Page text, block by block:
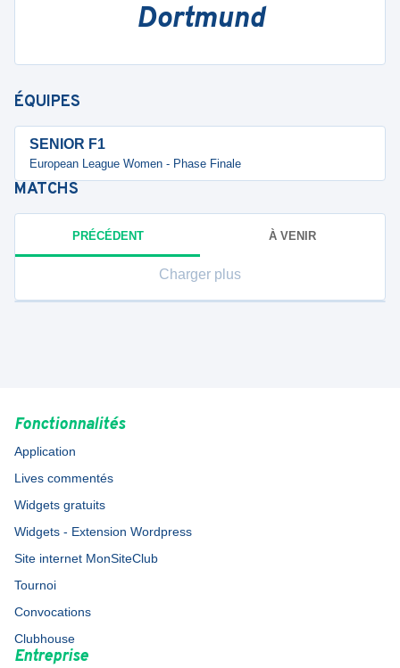
Dortmund
ÉQUIPES
SENIOR F1
European League Women - Phase Finale
MATCHS
PRÉCÉDENT À VENIR
Charger plus
Fonctionnalités
Application
Lives commentés
Widgets gratuits
Widgets - Extension Wordpress
Site internet MonSiteClub
Tournoi
Convocations
Clubhouse
Entreprise